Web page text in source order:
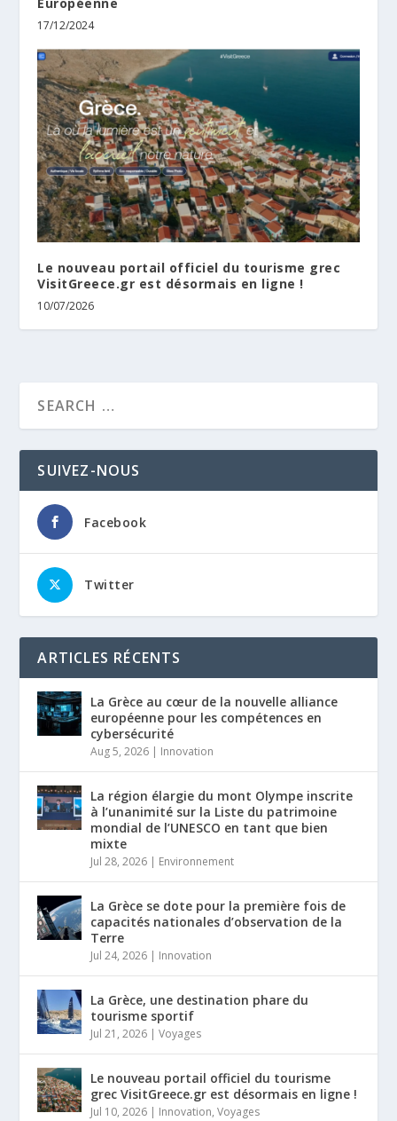
Européenne
17/12/2024
Le nouveau portail officiel du tourisme grec
VisitGreece.gr est désormais en ligne !
10/07/2026
SUIVEZ-NOUS
Facebook
Twitter
ARTICLES RÉCENTS
La Grèce au cœur de la nouvelle alliance
européenne pour les compétences en
cybersécurité
Aug 5, 2026 | Innovation
La région élargie du mont Olympe inscrite
à l’unanimité sur la Liste du patrimoine
mondial de l’UNESCO en tant que bien
mixte
Jul 28, 2026 | Environnement
La Grèce se dote pour la première fois de
capacités nationales d’observation de la
Terre
Jul 24, 2026 | Innovation
La Grèce, une destination phare du
tourisme sportif
Jul 21, 2026 |Voyages
Le nouveau portail officiel du tourisme
grec VisitGreece.gr est désormais en ligne !
Jul 10, 2026 | Innovation,Voyages